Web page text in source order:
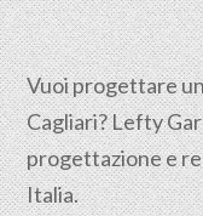
Vuoi progettare
Cagliari? Lefty
progettazione e
Italia.